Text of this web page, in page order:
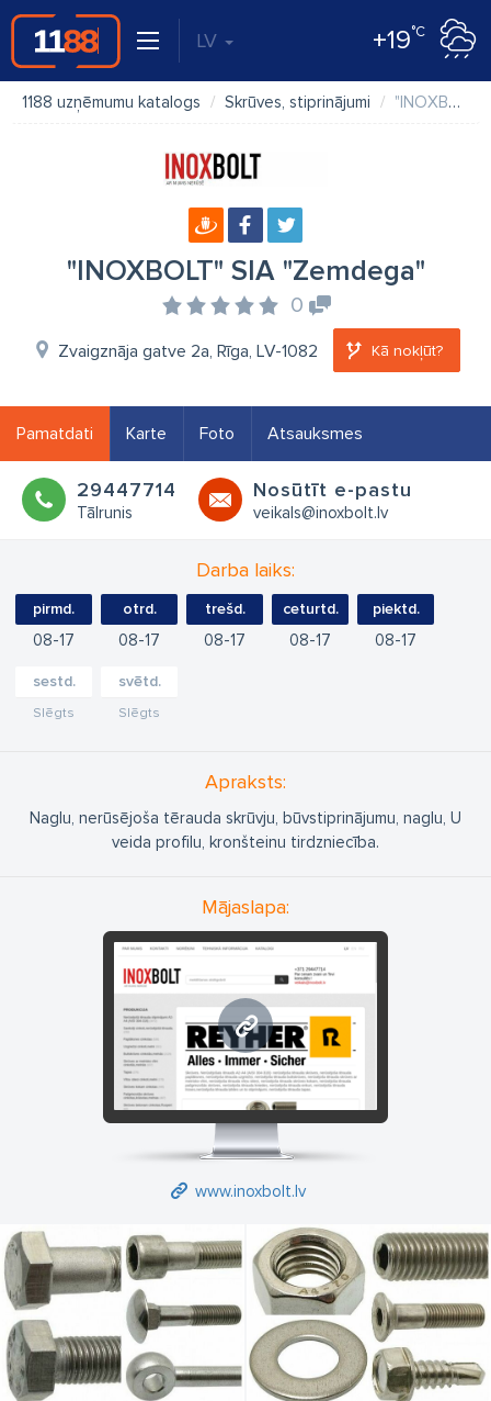
LV +19°C
1188 uzņēmumu katalogs Skrūves, stiprinājumi "INOXBOLT" SIA "Zemdega"
"INOXBOLT" SIA "Zemdega"
0
Zvaigznāja gatve 2a, Rīga, LV-1082 Kā nokļūt?
Pamatdati Karte Foto Atsauksmes
29447714
Tālrunis
Nosūtīt e-pastu
veikals@inoxbolt.lv
Darba laiks:
pirmd.
08 17
otrd.
08 17
trešd.
08 17
ceturtd.
08 17
piektd.
08 17
sestd.
Slēgts
svētd.
Slēgts
Apraksts:
Naglu, nerūsējoša tērauda skrūvju, būvstiprinājumu, naglu, U
veida profilu, kronšteinu tirdzniecība.
Mājaslapa:
www.inoxbolt.lv
www.inoxbolt.lv